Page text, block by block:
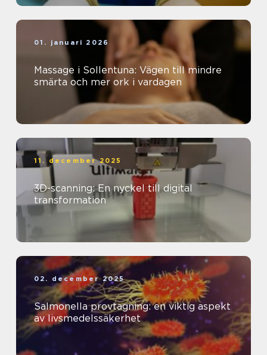
01. januari 2026
Massage i Sollentuna: Vägen till mindre
smärta och mer ork i vardagen
11. december 2025
3D-scanning: En nyckel till digital
transformation
02. december 2025
Salmonella provtagning: en viktig aspekt
av livsmedelssäkerhet